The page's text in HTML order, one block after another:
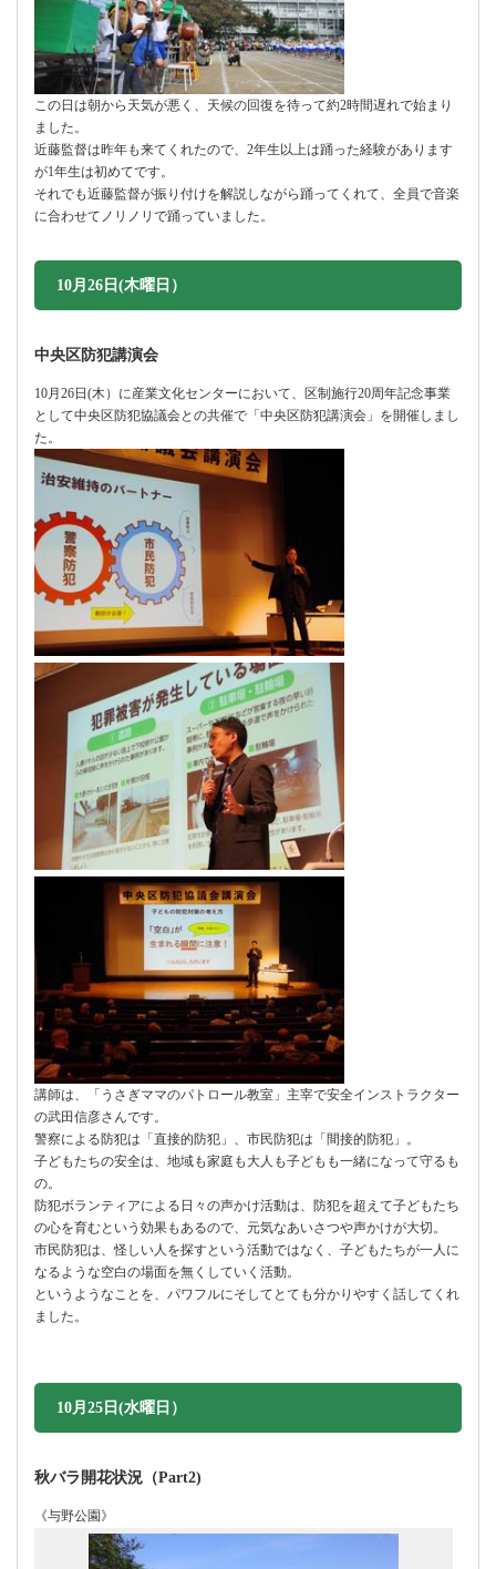
この日は朝から天気が悪く、天候の回復を待って約2時間遅れで始まり
ました。
近藤監督は昨年も来てくれたので、2年生以上は踊った経験があります
が1年生は初めてです。
それでも近藤監督が振り付けを解説しながら踊ってくれて、全員で音楽
に合わせてノリノリで踊っていました。
10月26日(木曜日）
中央区防犯講演会
10月26日(木）に産業文化センターにおいて、区制施行20周年記念事業
として中央区防犯協議会との共催で「中央区防犯講演会」を開催しまし
た。
講師は、「うさぎママのパトロール教室」主宰で安全インストラクター
の武田信彦さんです。
警察による防犯は「直接的防犯」、市民防犯は「間接的防犯」。
子どもたちの安全は、地域も家庭も大人も子どもも一緒になって守るも
の。
防犯ボランティアによる日々の声かけ活動は、防犯を超えて子どもたち
の心を育むという効果もあるので、元気なあいさつや声かけが大切。
市民防犯は、怪しい人を探すという活動ではなく、子どもたちが一人に
なるような空白の場面を無くしていく活動。
というようなことを、パワフルにそしてとても分かりやすく話してくれ
ました。
10月25日(水曜日）
秋バラ開花状況（Part2)
《与野公園》